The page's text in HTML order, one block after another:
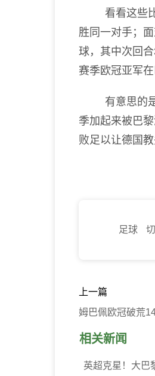
看看这些比
胜同一对手；
球，其中次回
赛季欧冠亚军
有意思的是
季加起来被巴
败足以让德国教
足球
上一篇
姆巴佩欧冠破荒
相关新闻
英超克星！大巴